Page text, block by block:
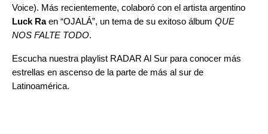
Voice). Más recientemente, colaboró con el artista argentino
Luck Raen “OJALÁ”, un tema de su exitoso álbum QUE
NOS FALTE TODO.
Escucha nuestra playlist RADAR Al Sur para conocer más
estrellas en ascenso de la parte de más al sur de
Latinoamérica.